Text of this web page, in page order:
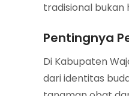
tradisional bukan
Pentingnya
Di Kabupaten
dari identitas